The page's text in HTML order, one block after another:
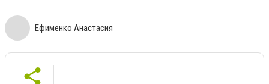
Ефименко Анастасия